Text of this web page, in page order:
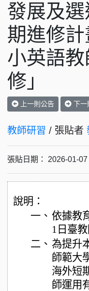
發展及
期進修
小英語
修」
上一則公告 下一
教師研習 / 張貼者
張貼日期： 2026-01-
說明：
一、 依據教
1日臺
二、 為提升
師範大
海外短
師運用